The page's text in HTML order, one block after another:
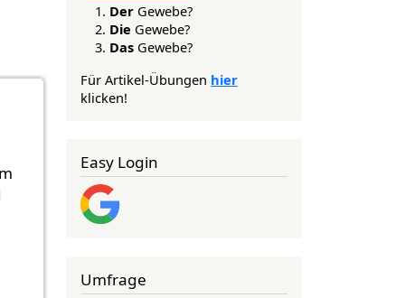
Der Gewebe?
Die Gewebe?
Das Gewebe?
Für Artikel-Übungen hier
klicken!
Easy Login
Umfrage